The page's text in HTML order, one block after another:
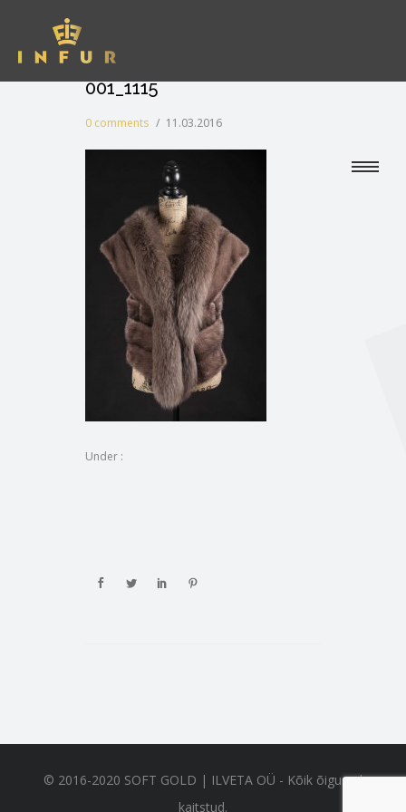
001_1115
0 comments / 11.03.2016
Under :
© 2016-2020 SOFT GOLD | ILVETA OÜ - Kõik õigused
kaitstud.